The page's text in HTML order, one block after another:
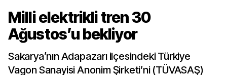
Milli elektrikli tren 30
Ağustos’u bekliyor
Sakarya’nın Adapazarı ilçesindeki Türkiye
Vagon Sanayisi Anonim Şirketi’ni (TÜVASAŞ)